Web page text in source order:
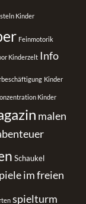
Kinder
Feinmotorik
Kinderzelt Info
Kinder
Kinder
malen
Schaukel
im freien
spielturm